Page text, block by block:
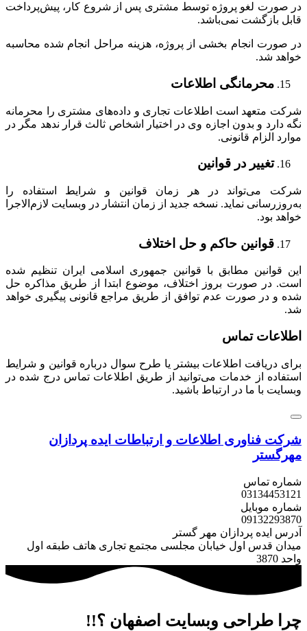
در صورت لغو پروژه توسط مشتری پس از شروع کار، پیش‌پرداخت
قابل بازگشت نمی‌باشد.
در صورت انجام بخشی از پروژه، هزینه مراحل انجام شده محاسبه
خواهد شد.
محرمانگی اطلاعات
شرکت متعهد است اطلاعات تجاری و داده‌های مشتری را محرمانه
نگه دارد و بدون اجازه وی در اختیار اشخاص ثالث قرار ندهد مگر در
موارد الزام قانونی.
تغییر در قوانین
شرکت می‌تواند در هر زمان قوانین و شرایط استفاده را
به‌روزرسانی نماید. نسخه جدید از زمان انتشار در وبسایت لازم‌الاجرا
خواهد بود.
قوانین حاکم و حل اختلاف
این قوانین مطابق با قوانین جمهوری اسلامی ایران تنظیم شده
است. در صورت بروز اختلاف، موضوع ابتدا از طریق مذاکره حل
شده و در صورت عدم توافق از طریق مراجع قانونی پیگیری خواهد
شد.
اطلاعات تماس
برای دریافت اطلاعات بیشتر یا طرح سوال درباره قوانین و شرایط
استفاده از خدمات می‌توانید از طریق اطلاعات تماس درج شده در
وبسایت با ما در ارتباط باشید.
شرکت فناوری اطلاعات و ارتباطات ایده پردازان
مهرگستر
شماره تماس
03134453121
شماره موبایل
09132293870
آدرس ایده پردازان مهر گستر
میدان قدس اول خیابان مجلسی مجتمع تجاری هاتف طبقه اول
واحد 3870
چرا طراحی وبسایت اصفهان ؟!!